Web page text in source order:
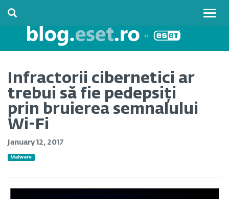
Infractorii cibernetici ar
trebui să fie pedepsiți
prin bruierea semnalului
Wi-Fi
January 12, 2017
Malware